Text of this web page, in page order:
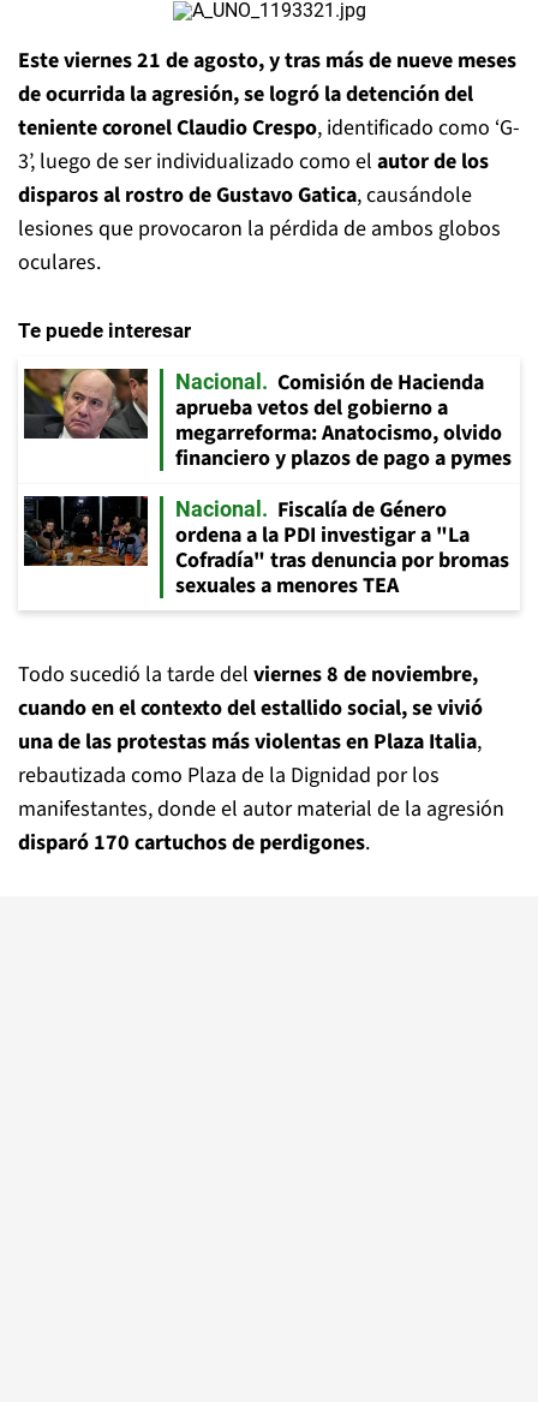
Este viernes 21 de agosto, y tras más de nueve meses
de ocurrida la agresión, se logró la detención del
teniente coronel Claudio Crespo, identificado como ‘G-
3’, luego de ser individualizado como el autor de los
disparos al rostro de Gustavo Gatica, causándole
lesiones que provocaron la pérdida de ambos globos
oculares.
Te puede interesar
Nacional
Comisión de Hacienda
aprueba vetos del gobierno a
megarreforma: Anatocismo, olvido
financiero y plazos de pago a pymes
Nacional
Fiscalía de Género
ordena a la PDI investigar a "La
Cofradía" tras denuncia por bromas
sexuales a menores TEA
Todo sucedió la tarde del viernes 8 de noviembre,
cuando en el contexto del estallido social, se vivió
una de las protestas más violentas en Plaza Italia,
rebautizada como Plaza de la Dignidad por los
manifestantes, donde el autor material de la agresión
disparó 170 cartuchos de perdigones.